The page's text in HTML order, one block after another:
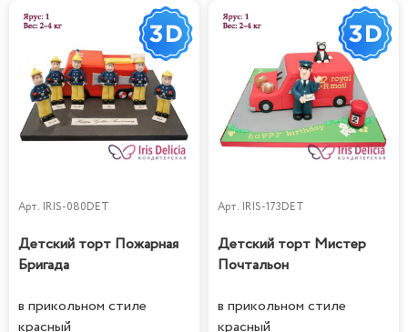
Арт. IRIS-080DET
Детский торт Пожарная
Бригада
в прикольном стиле
красный
Арт. IRIS-173DET
Детский торт Мистер
Почтальон
в прикольном стиле
красный